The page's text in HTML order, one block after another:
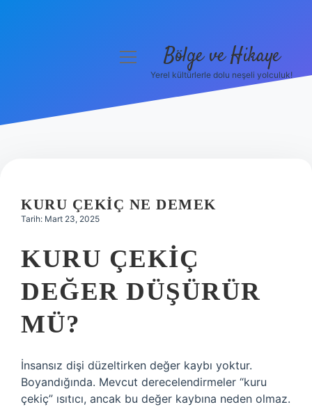
Hakkımızda
menüyü
Bölge ve Hikaye
Yerel kültürlerle dolu neşeli yolculuk!
KURU ÇEKIÇ NE DEMEK
Tarih: Mart 23, 2025
KURU ÇEKIÇ
DEĞER DÜŞÜRÜR
MÜ?
İnsansız dişi düzeltirken değer kaybı yoktur.
Boyandığında. Mevcut derecelendirmeler “kuru
çekiç” ısıtıcı, ancak bu değer kaybına neden olmaz.